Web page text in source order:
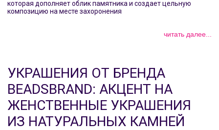
которая дополняет облик памятника и создает цельную
композицию на месте захоронения
читать далее...
УКРАШЕНИЯ ОТ БРЕНДА
BEADSBRAND: АКЦЕНТ НА
ЖЕНСТВЕННЫЕ УКРАШЕНИЯ
ИЗ НАТУРАЛЬНЫХ КАМНЕЙ